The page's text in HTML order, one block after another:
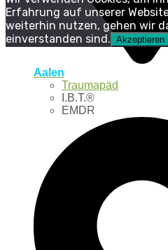
Aalen
Traumapäd
I.B.T.®
EMDR
Erfahrung auf unserer
weiterhin nutzen, gehen wir
einverstanden sind. Akzeptieren